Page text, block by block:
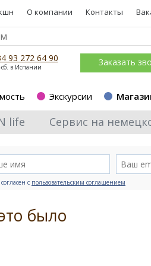
О компании Контакты
93 272 64 90
в Испании Заказать
Экскурсии
life Сервис на
с пользовательским соглашением
было